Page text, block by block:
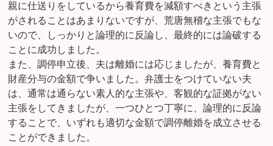
親に仕送りをしているから養育費を減額すべきという主張
がされることはあまりないですが、荒唐無稽な主張でもな
いので、しっかりと論理的に反論し、最終的には論破する
ことに成功しました。
また、調停申立後、夫は離婚には応じましたが、養育費と
財産分与の金額で争いました。弁護士をつけていない夫
は、通常は通らない素人的な主張や、客観的な証拠がない
主張をしてきましたが、一つひとつ丁寧に、論理的に反論
することで、いずれも適切な金額で調停離婚を成立させる
ことができました。